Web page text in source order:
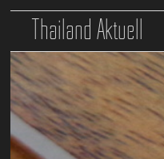
Thailand Aktuell